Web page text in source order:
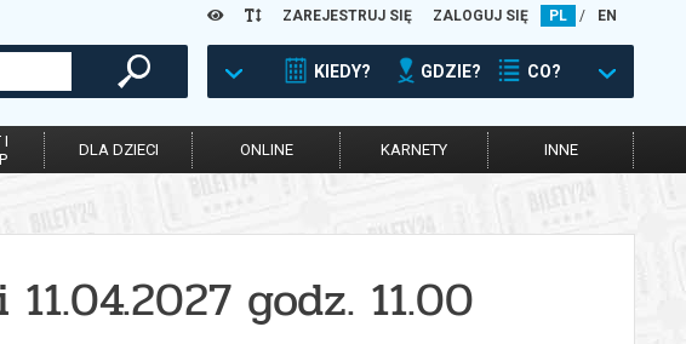
ZAREJESTRUJ SIĘ ZALOGUJ SIĘ PL / EN
KIEDY? GDZIE? CO?
I
DLA DZIECI ONLINE KARNETY INNE
godz. 11.00